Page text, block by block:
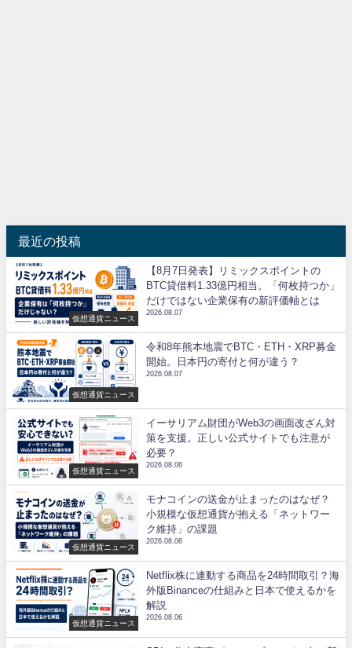
最近の投稿
仮想通貨ニュース
【8月7日発表】リミックスポイントの
BTC貸借料1.33億円相当。「何枚持つか」
だけではない企業保有の新評価軸とは
2026.08.07
仮想通貨ニュース
令和8年熊本地震でBTC・ETH・XRP募金
開始。日本円の寄付と何が違う？
2026.08.07
仮想通貨ニュース
イーサリアム財団がWeb3の画面改ざん対
策を支援。正しい公式サイトでも注意が
必要？
2026.08.06
仮想通貨ニュース
モナコインの送金が止まったのはなぜ？
小規模な仮想通貨が抱える「ネットワー
ク維持」の課題
2026.08.06
仮想通貨ニュース
Netflix株に連動する商品を24時間取引？海
外版Binanceの仕組みと日本で使えるかを
解説
2026.08.06